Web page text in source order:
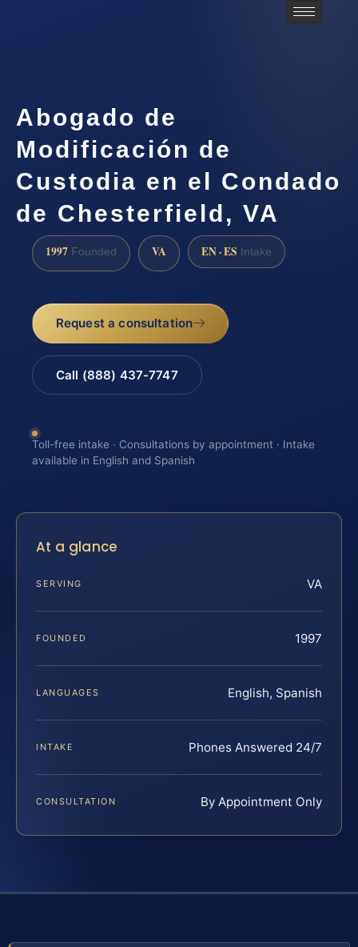
Abogado de
Modificación de
Custodia en el Condado
de Chesterfield, VA
1997 Founded VA EN · ES Intake
Request a consultation
Call (888) 437-7747
Toll-free intake · Consultations by appointment · Intake
available in English and Spanish
At a glance
SERVING VA
FOUNDED 1997
LANGUAGES English, Spanish
INTAKE Phones Answered 24/7
CONSULTATION By Appointment Only